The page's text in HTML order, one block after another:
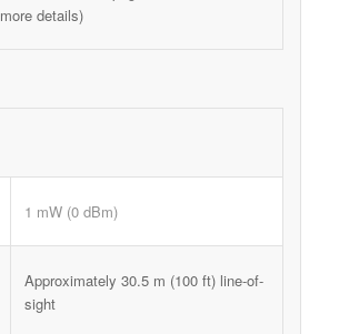
more details)
1 mW (0 dBm)
Approximately 30.5 m (100 ft) line-of-
sight